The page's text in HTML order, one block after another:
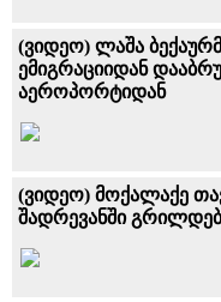
(ვიდეო) ლაშა
ემიგრაციიდან
აეროპორტიდან
(ვიდეო) მოქალაქე
შადრევანში